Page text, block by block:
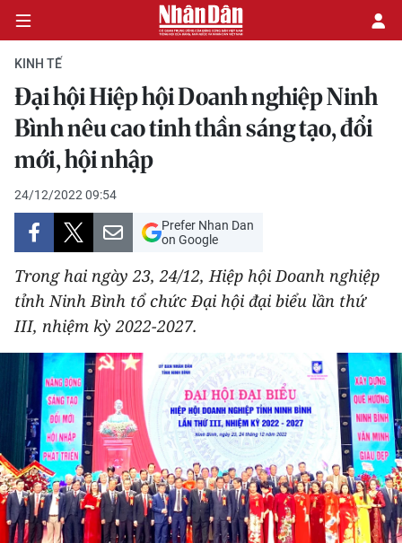
CHÍNH TRỊ
KINH TẾ
VĂN HÓA
XÃ HỘI
PHÁP LUẬT
DU LỊCH
THẾ GIỚI
THỂ THAO
GIÁO DỤC
Y TẾ
KINH TẾ
Đại hội Hiệp hội Doanh nghiệp Ninh
Bình nêu cao tinh thần sáng tạo, đổi
mới, hội nhập
24/12/2022 09:54
Prefer Nhan Dan
on Google
Trong hai ngày 23, 24/12, Hiệp hội Doanh nghiệp
tỉnh Ninh Bình tổ chức Đại hội đại biểu lần thứ
III, nhiệm kỳ 2022-2027.